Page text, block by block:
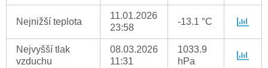
Nejnižší teplota
11.01.2026
23:58
-13.1 °C
Nejvyšší tlak
vzduchu
08.03.2026
11:31
1033.9
hPa